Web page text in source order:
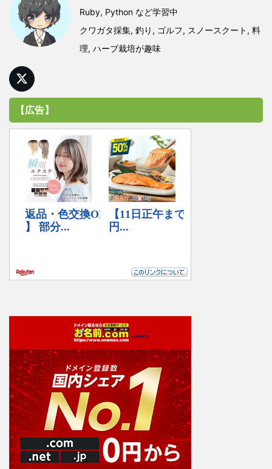
Ruby, Python など学習中
クワガタ採集, 釣り, ゴルフ, スノースクート, 料
理, ハーブ栽培が趣味
【広告】